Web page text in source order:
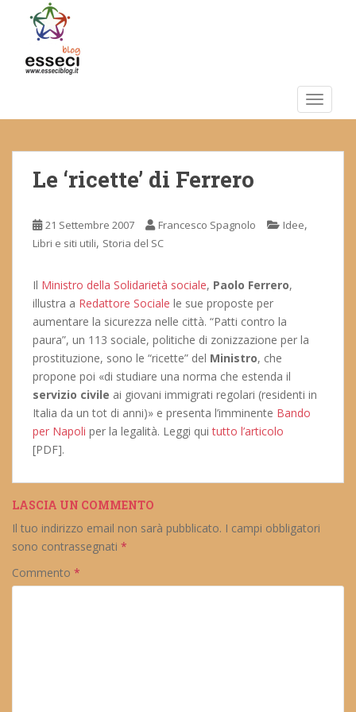
m
Le ‘ricette’ di Ferrero
21 Settembre 2007 Francesco Spagnolo Idee,
Libri e siti utili, Storia del SC
Il Ministro della Solidarietà sociale, Paolo Ferrero,
illustra a Redattore Sociale le sue proposte per
aumentare la sicurezza nelle città. “Patti contro la
paura”, un 113 sociale, politiche di zonizzazione per la
prostituzione, sono le “ricette” del Ministro, che
propone poi «di studiare una norma che estenda il
servizio civile ai giovani immigrati regolari (residenti in
Italia da un tot di anni)» e presenta l’imminente Bando
per Napoli per la legalità. Leggi quitutto l’articolo
[PDF].
LASCIA UN COMMENTO
Il tuo indirizzo email non sarà pubblicato. I campi obbligatori
sono contrassegnati *
Commento *